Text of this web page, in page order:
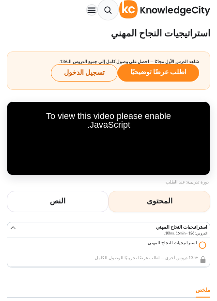
استراتيجيات النجاح المهني
شاهد الدرس الأول مجانًا — احصل على وصول كامل إلى جميع الدروس الـ136.
اطلب عرضًا توضيحيًا تسجيل الدخول
To view this video please enable
JavaScript.
دورة تدريبية: عند الطلب
المحتوى النص
استراتيجيات النجاح المهني
الدروس: 136 · 10hrs. 16min.
استراتيجيات النجاح المهني
+135 دروس أخرى — اطلب عرضًا تجريبيًا للوصول الكامل
ملخص